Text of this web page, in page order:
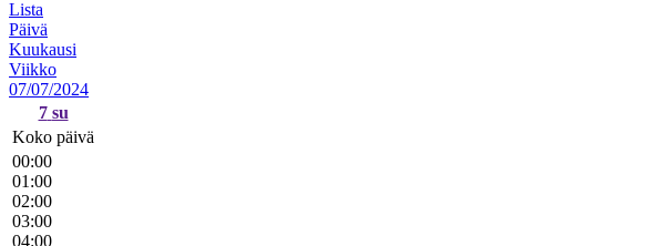
Lista
Päivä
Kuukausi
Viikko
07/07/2024
7 su
Koko päivä
00:00
01:00
02:00
03:00
04:00